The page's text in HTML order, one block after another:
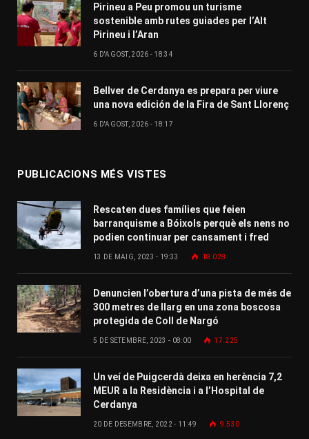
Pirineu a Peu promou un turisme
sostenible amb rutes guiades per l’Alt
Pirineu i l’Aran
6 D'AGOST, 2026 - 18:34
Bellver de Cerdanya es prepara per viure
una nova edición de la Fira de Sant Llorenç
6 D'AGOST, 2026 - 18:17
PUBLICACIONS MÉS VISTES
Rescaten dues famílies que feien
barranquisme a Bóixols perquè els nens no
podien continuar per cansament i fred
13 DE MAIG, 2023 - 19:33 18.028
Denuncien l’obertura d’una pista de més de
300 metres de llarg en una zona boscosa
protegida de Coll de Nargó
5 DE SETEMBRE, 2023 - 08:00 17.225
Un veí de Puigcerdà deixa en herència 7,2
MEUR a la Residència i a l’Hospital de
Cerdanya
20 DE DESEMBRE, 2022 - 11:49 9.530